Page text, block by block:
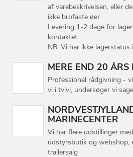
af varebeskrivelsen, eller
ikke brofaste øer.
Levering 1-2 dage for
kontaktet.
NB: Vi har ikke
MERE END 20 ÅRS
Professionel rådgivning -
vi i tvivl, undersøger vi
MARINECENTER
Vi har flere udstillinger
udstyrsbutik og
trailersalg